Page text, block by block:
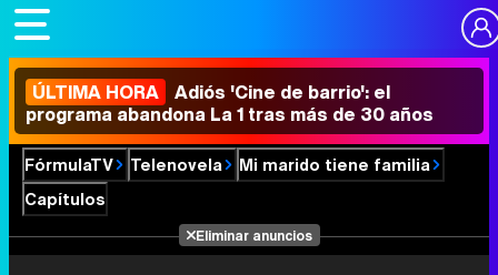
ÚLTIMA HORA Adiós 'Cine de barrio': el
programa abandona La 1 tras más de 30 años
FórmulaTV Telenovela
Mi marido tiene familia
Capítulos
Eliminar anuncios